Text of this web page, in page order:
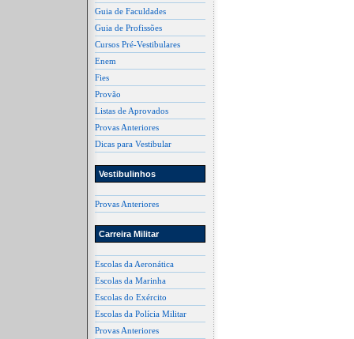
Guia de Faculdades
Guia de Profissões
Cursos Pré-Vestibulares
Enem
Fies
Provão
Listas de Aprovados
Provas Anteriores
Dicas para Vestibular
Vestibulinhos
Provas Anteriores
Carreira Militar
Escolas da Aeronática
Escolas da Marinha
Escolas do Exército
Escolas da Polícia Militar
Provas Anteriores